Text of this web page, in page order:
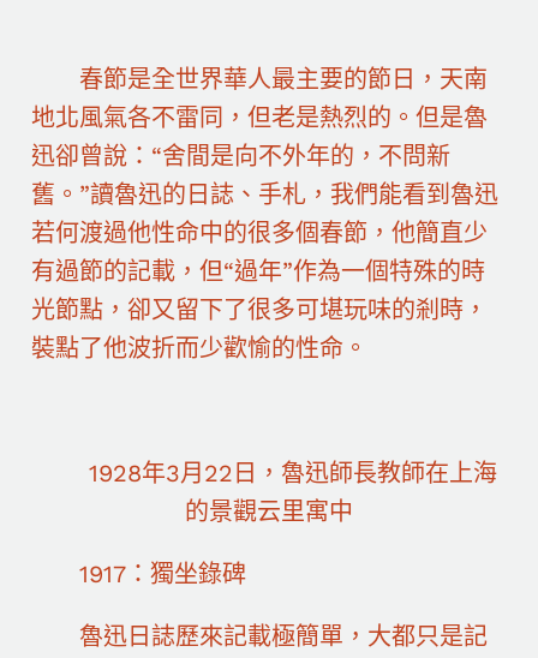
春節是全世界華人最主要的節日，天南
地北風氣各不雷同，但老是熱烈的。但是魯
迅卻曾說：“舍間是向不外年的，不問新
舊。”讀魯迅的日誌、手札，我們能看到魯迅
若何渡過他性命中的很多個春節，他簡直少
有過節的記載，但“過年”作為一個特殊的時
光節點，卻又留下了很多可堪玩味的剎時，
裝點了他波折而少歡愉的性命。
1928年3月22日，魯迅師長教師在上海
的景觀云里寓中
1917：獨坐錄碑
魯迅日誌歷來記載極簡單，大都只是記